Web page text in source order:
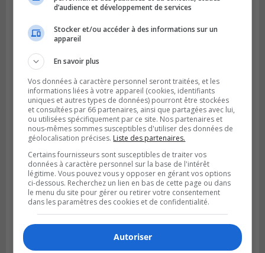
Publié le 6 août 2026 à 05h39
La grenade du camping du lac Cristal était
inoffensive
d’audience et développement de services
Stocker et/ou accéder à des informations sur un
appareil
En savoir plus
Vos données à caractère personnel seront traitées, et les
informations liées à votre appareil (cookies, identifiants
uniques et autres types de données) pourront être stockées
et consultées par 66 partenaires, ainsi que partagées avec lui,
ou utilisées spécifiquement par ce site. Nos partenaires et
nous-mêmes sommes susceptibles d'utiliser des données de
géolocalisation précises. Liste des partenaires.
Certains fournisseurs sont susceptibles de traiter vos
données à caractère personnel sur la base de l'intérêt
légitime. Vous pouvez vous y opposer en gérant vos options
ci-dessous. Recherchez un lien en bas de cette page ou dans
le menu du site pour gérer ou retirer votre consentement
dans les paramètres des cookies et de confidentialité.
Autoriser